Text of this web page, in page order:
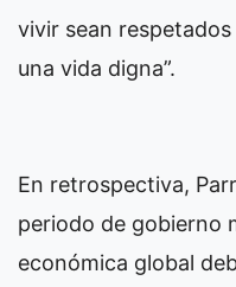
vivir sean
una vida digna”.
En retrospectiva,
periodo de gobierno
económica global